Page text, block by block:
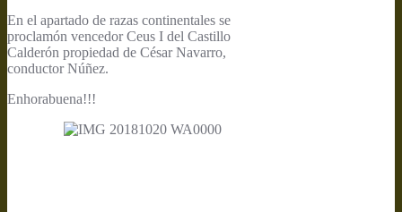
En el apartado de razas continentales se
proclamón vencedor Ceus I del Castillo
Calderón propiedad de César Navarro,
conductor Núñez.
Enhorabuena!!!